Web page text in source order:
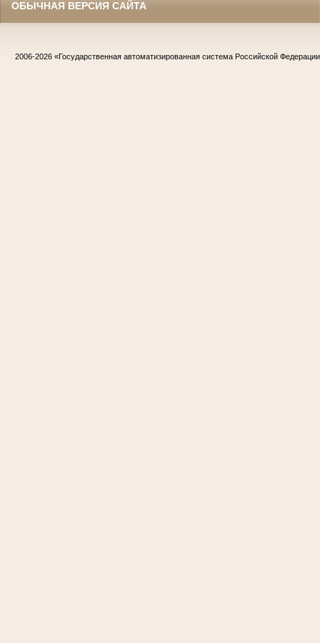
ОБЫЧНАЯ ВЕРСИЯ САЙТА
2006-2026 «Государственная автоматизированная система Российской